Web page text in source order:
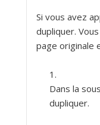
Si vous avez
dupliquer.
page originale
Dans la
dupliquer.